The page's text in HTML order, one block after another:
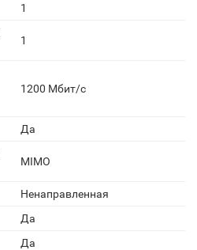
1
1
1200 Мбит/с
Да
MIMO
Ненаправленная
Да
Да